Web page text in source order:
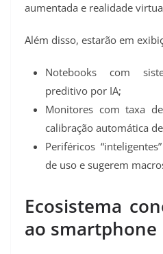
aumentada e realidade
Além disso, estarão em
Notebooks com
preditivo por IA;
Monitores com taxa
calibração automática
Periféricos
de uso e sugerem
Ecosistema
ao smartphone